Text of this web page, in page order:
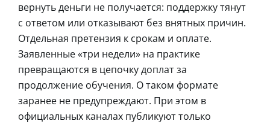
вернуть деньги не получается: поддержку тянут
с ответом или отказывают без внятных причин.
Отдельная претензия к срокам и оплате.
Заявленные «три недели» на практике
превращаются в цепочку доплат за
продолжение обучения. О таком формате
заранее не предупреждают. При этом в
официальных каналах публикуют только